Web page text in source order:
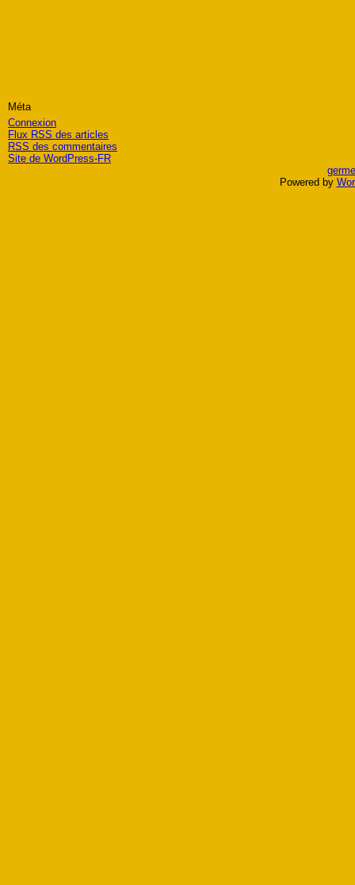
Méta
Connexion
Flux RSS des articles
RSS des commentaires
Site de WordPress-FR
Powered by